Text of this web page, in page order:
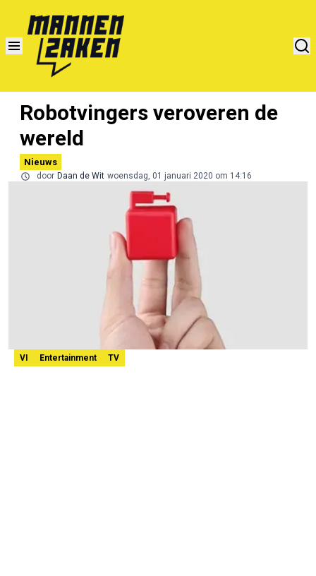
Robotvingers veroveren de
wereld
Nieuws
door Daan de Wit woensdag, 01 januari 2020 om 14:16
VI Entertainment TV